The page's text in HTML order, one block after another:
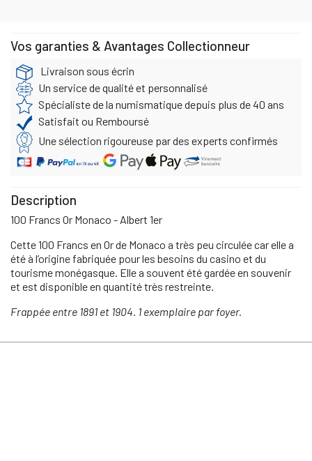
Vos garanties & Avantages Collectionneur
Livraison sous écrin
Un service de qualité et personnalisé
Spécialiste de la numismatique depuis plus de 40 ans
Satisfait ou Remboursé
Une sélection rigoureuse par des experts confirmés
Description
100 Francs Or Monaco - Albert 1er
Cette 100 Francs en Or de Monaco a très peu circulée car elle a
été à l’origine fabriquée pour les besoins du casino et du
tourisme monégasque. Elle a souvent été gardée en souvenir
et est disponible en quantité très restreinte.
Frappée entre 1891 et 1904 1 exemplaire par foyer.